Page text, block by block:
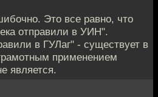
Это все равно, что
отправили в УИН".
в ГУЛаг" - существует в
применением
является.